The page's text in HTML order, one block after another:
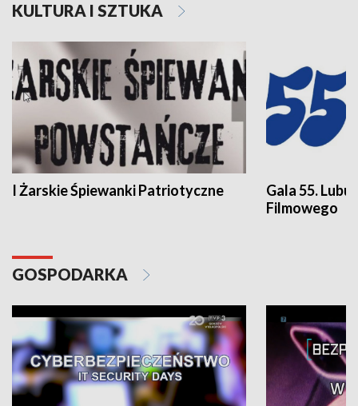
KULTURA I SZTUKA
I Żarskie Śpiewanki Patriotyczne
Gala 55.
Filmowego
GOSPODARKA